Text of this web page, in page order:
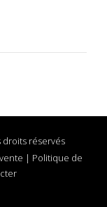
droits réservés
| Politique de